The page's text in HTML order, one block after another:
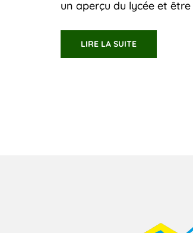
un aperçu du lycée et
LIRE LA SUITE